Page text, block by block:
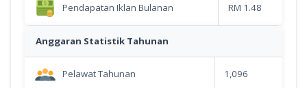
Pendapatan Iklan Bulanan RM 1.48
Anggaran Statistik Tahunan
Pelawat Tahunan 1,096